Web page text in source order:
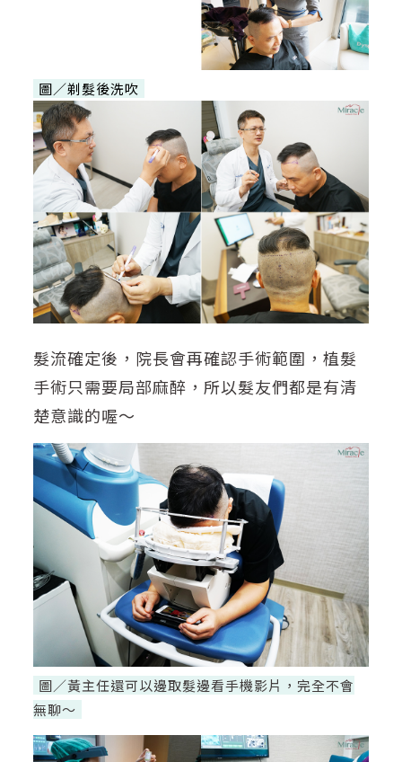
圖／剃髮後洗吹
髮流確定後，院長會再確認手術範圍，植髮
手術只需要局部麻醉，所以髮友們都是有清
楚意識的喔～
圖／黃主任還可以邊取髮邊看手機影片，完全不會
無聊～